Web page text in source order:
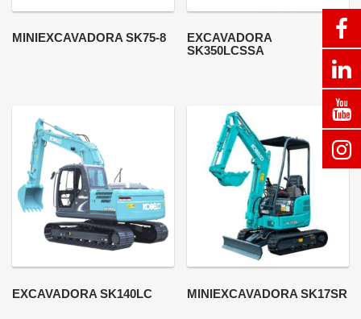
MINIEXCAVADORA SK75-8
EXCAVADORA
SK350LCSSA
EXCAVADORA SK140LC MINIEXCAVADORA SK17SR